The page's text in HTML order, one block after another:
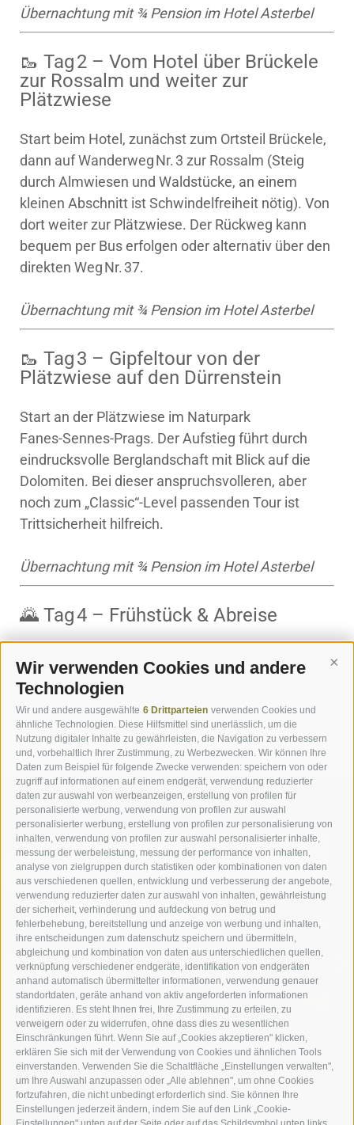
Wir verwenden Cookies und andere
Technologien
Wir und andere ausgewählte 6 Drittparteien verwenden Cookies und
ähnliche Technologien. Diese Hilfsmittel sind unerlässlich, um die
Nutzung digitaler Inhalte zu gewährleisten, die Navigation zu verbessern
und, vorbehaltlich Ihrer Zustimmung, zu Werbezwecken. Wir können Ihre
Daten zum Beispiel für folgende Zwecke verwenden: speichern von oder
zugriff auf informationen auf einem endgerät, verwendung reduzierter
daten zur auswahl von werbeanzeigen, erstellung von profilen für
personalisierte werbung, verwendung von profilen zur auswahl
personalisierter werbung, erstellung von profilen zur personalisierung von
inhalten, verwendung von profilen zur auswahl personalisierter inhalte,
messung der werbeleistung, messung der performance von inhalten,
analyse von zielgruppen durch statistiken oder kombinationen von daten
aus verschiedenen quellen, entwicklung und verbesserung der angebote,
verwendung reduzierter daten zur auswahl von inhalten, gewährleistung
der sicherheit, verhinderung und aufdeckung von betrug und
fehlerbehebung, bereitstellung und anzeige von werbung und inhalten,
ihre entscheidungen zum datenschutz speichern und übermitteln,
abgleichung und kombination von daten aus unterschiedlichen quellen,
verknüpfung verschiedener endgeräte, identifikation von endgeräten
anhand automatisch übermittelter informationen, verwendung genauer
standortdaten, geräte anhand von aktiv angeforderten informationen
identifizieren. Es steht Ihnen frei, Ihre Zustimmung zu erteilen, zu
verweigern oder zu widerrufen, ohne dass dies zu wesentlichen
Einschränkungen führt. Wenn Sie auf „Cookies akzeptieren" klicken,
erklären Sie sich mit der Verwendung von Cookies und ähnlichen Tools
einverstanden. Verwenden Sie die Schaltfläche „Einstellungen verwalten",
um Ihre Auswahl anzupassen oder „Alle ablehnen", um ohne Cookies
fortzufahren, die nicht unbedingt erforderlich sind. Sie können Ihre
Einstellungen jederzeit ändern, indem Sie auf den Link „Cookie-
Übernachtung mit ¾ Pension im Hotel Asterbel
🥾 Tag 2 – Vom Hotel über Brückele
zur Rossalm und weiter zur
Plätzwiese
Start beim Hotel, zunächst zum Ortsteil Brückele,
dann auf Wanderweg Nr. 3 zur Rossalm (Steig
durch Almwiesen und Waldstücke, an einem
kleinen Abschnitt ist Schwindelfreiheit nötig). Von
dort weiter zur Plätzwiese. Der Rückweg kann
bequem per Bus erfolgen oder alternativ über den
direkten Weg Nr. 37.
Übernachtung mit ¾ Pension im Hotel Asterbel
🥾 Tag 3 – Gipfeltour von der
Plätzwiese auf den Dürrenstein
Start an der Plätzwiese im Naturpark
Fanes‑Sennes‑Prags. Der Aufstieg führt durch
eindrucksvolle Berglandschaft mit Blick auf die
Dolomiten. Bei dieser anspruchsvolleren, aber
noch zum „Classic“-Level passenden Tour ist
Trittsicherheit hilfreich.
Übernachtung mit ¾ Pension im Hotel Asterbel
🌄 Tag 4 – Frühstück & Abreise
Dieses Wanderprogramm kann natürlich
individuell verlängert oder verkürzt werden..
ZIMMER & SUITEN
ZIMMER